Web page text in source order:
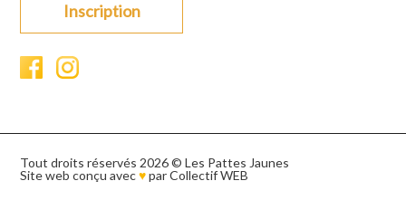
Inscription
Tout droits réservés 2026 © Les Pattes Jaunes
Site web conçu avec♥parCollectif WEB